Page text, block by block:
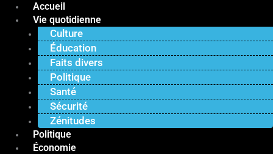
Accueil
Vie quotidienne
Culture
Éducation
Faits divers
Politique
Santé
Sécurité
Zénitudes
Politique
Économie